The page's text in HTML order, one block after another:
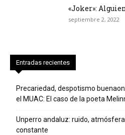
«Joker»:
septiembre 2, 2022
Entradas recientes
Precariedad, despotismo
el MUAC: El caso de la poeta
Unperro andaluz: ruido,
constante